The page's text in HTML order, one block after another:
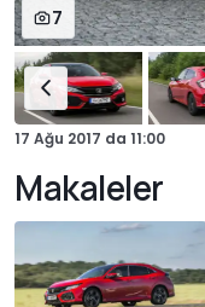
7
17 Ağu 2017 da 11:00
Makaleler